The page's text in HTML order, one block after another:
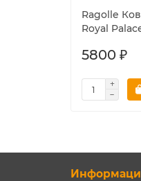
Ragolle
Royal
5800 ₽